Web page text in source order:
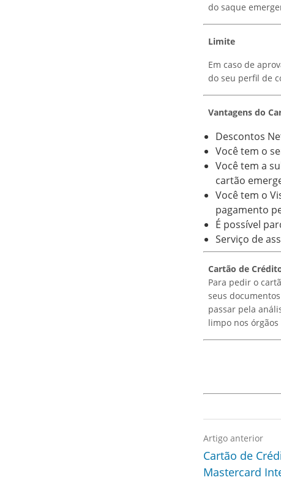
do saque
Limite
Em caso de
do seu perfil de
Vantagens do
Descontos
Você tem o
Você tem a
cartão
Você tem o
pagamento
É possível
Serviço de
Cartão de
Para pedir o
seus
passar pela
limpo nos
Artigo anterior
Cartão de
Mastercard